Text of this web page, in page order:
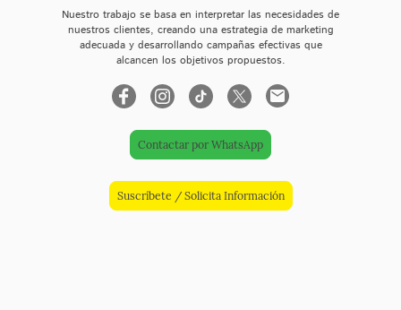
Nuestro trabajo se basa en interpretar las necesidades de
nuestros clientes, creando una estrategia de marketing
adecuada y desarrollando campañas efectivas que
alcancen los objetivos propuestos.
Contactar por WhatsApp
Suscríbete / Solicita Información